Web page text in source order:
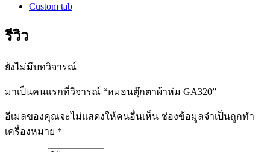
Custom tab
รีวิว
ยังไม่มีบทวิจารณ์
มาเป็นคนแรกที่วิจารณ์ “หมอนตุ๊กตาผ้าห่ม GA320”
อีเมลของคุณจะไม่แสดงให้คนอื่นเห็น ช่องข้อมูลจำเป็นถูกทำ
เครื่องหมาย *